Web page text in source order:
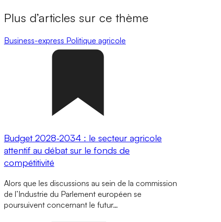
Plus d’articles sur ce thème
Business-express Politique agricole
Budget 2028-2034 : le secteur agricole
attentif au débat sur le fonds de
compétitivité
Alors que les discussions au sein de la commission
de l’Industrie du Parlement européen se
poursuivent concernant le futur…